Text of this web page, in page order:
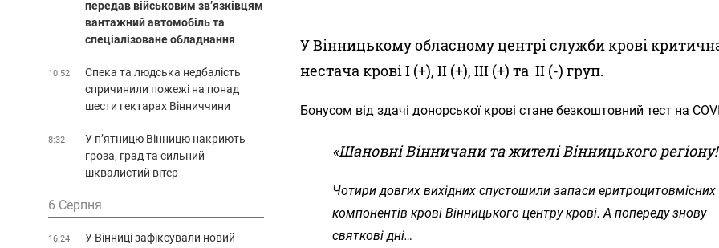
У Вінницькому обласному центрі служби крові
нестача крові І (+), ІІ (+), ІІІ (+) та II (-) груп.
Бонусом від здачі донорської крові стане безкоштовний тест на
«Шановні Вінничани та жителі Вінницького регіону!
Чотири довгих вихідних спустошили запаси еритроцитовмісних
компонентів крові Вінницького центру крові. А попереду знову
святкові дні…
передав військовим зв’язківцям
вантажний автомобіль та
спеціалізоване обладнання
10:52
Спека та людська недбалість
спричинили пожежі на понад
шести гектарах Вінниччини
8:32
У п’ятницю Вінницю накриють
гроза, град та сильний
шквалистий вітер
6 Серпня
16:24
У Вінниці зафіксували новий